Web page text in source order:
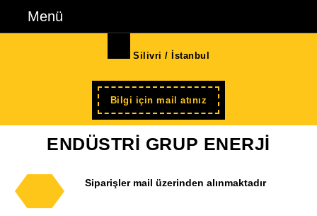
Menü
Silivri / İstanbul
Bilgi için mail atınız Şimdi
kayıt
ENDÜSTRİ GRUP ENERJİ
Siparişler mail üzerinden alınmaktadır